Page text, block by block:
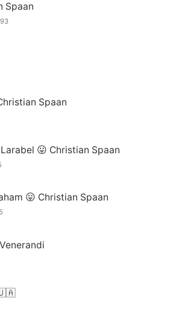
Spaan
Spaan
😛 Christian Spaan
😛 Christian Spaan
🇺🇦